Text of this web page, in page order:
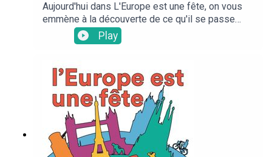
Aujourd'hui dans L'Europe est une fête, on vous
emmène à la découverte de ce qu'il se passe
dans le poste de télévision de nos chers voisins
européens !Avec Ruta (Lituanie), Ale (Espagne) et
Casimir Lissowski.
Play